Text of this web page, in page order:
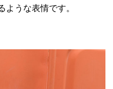
うな表情です。